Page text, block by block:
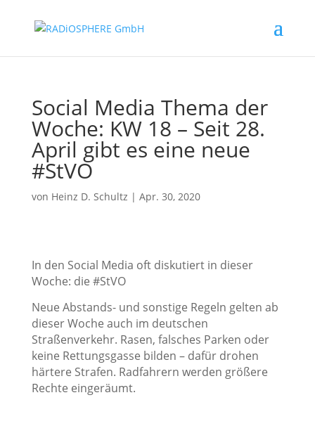
Social Media Thema der
Woche: KW 18 – Seit 28.
April gibt es eine neue
#StVO
von Heinz D. Schultz | Apr. 30, 2020
In den Social Media oft diskutiert in dieser
Woche: die #StVO
Neue Abstands- und sonstige Regeln gelten ab
dieser Woche auch im deutschen
Straßenverkehr. Rasen, falsches Parken oder
keine Rettungsgasse bilden – dafür drohen
härtere Strafen. Radfahrern werden größere
Rechte eingeräumt.